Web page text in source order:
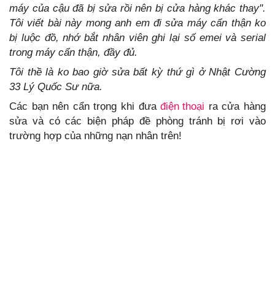
máy của cậu đã bị sửa rồi nên bị cửa hàng khác thay".
Tôi viết bài này mong anh em đi sửa máy cẩn thận ko
bị luộc đồ, nhớ bắt nhân viên ghi lại số emei và serial
trong máy cẩn thận, đầy đủ.
Tôi thề là ko bao giờ sửa bất kỳ thứ gì ở Nhật Cường
33 Lý Quốc Sư nữa.
Các bạn nên cẩn trọng khi đưađiện thoại ra cửa hàng
sửa và có các biện pháp đề phòng tránh bị rơi vào
trường hợp của những nạn nhân trên!